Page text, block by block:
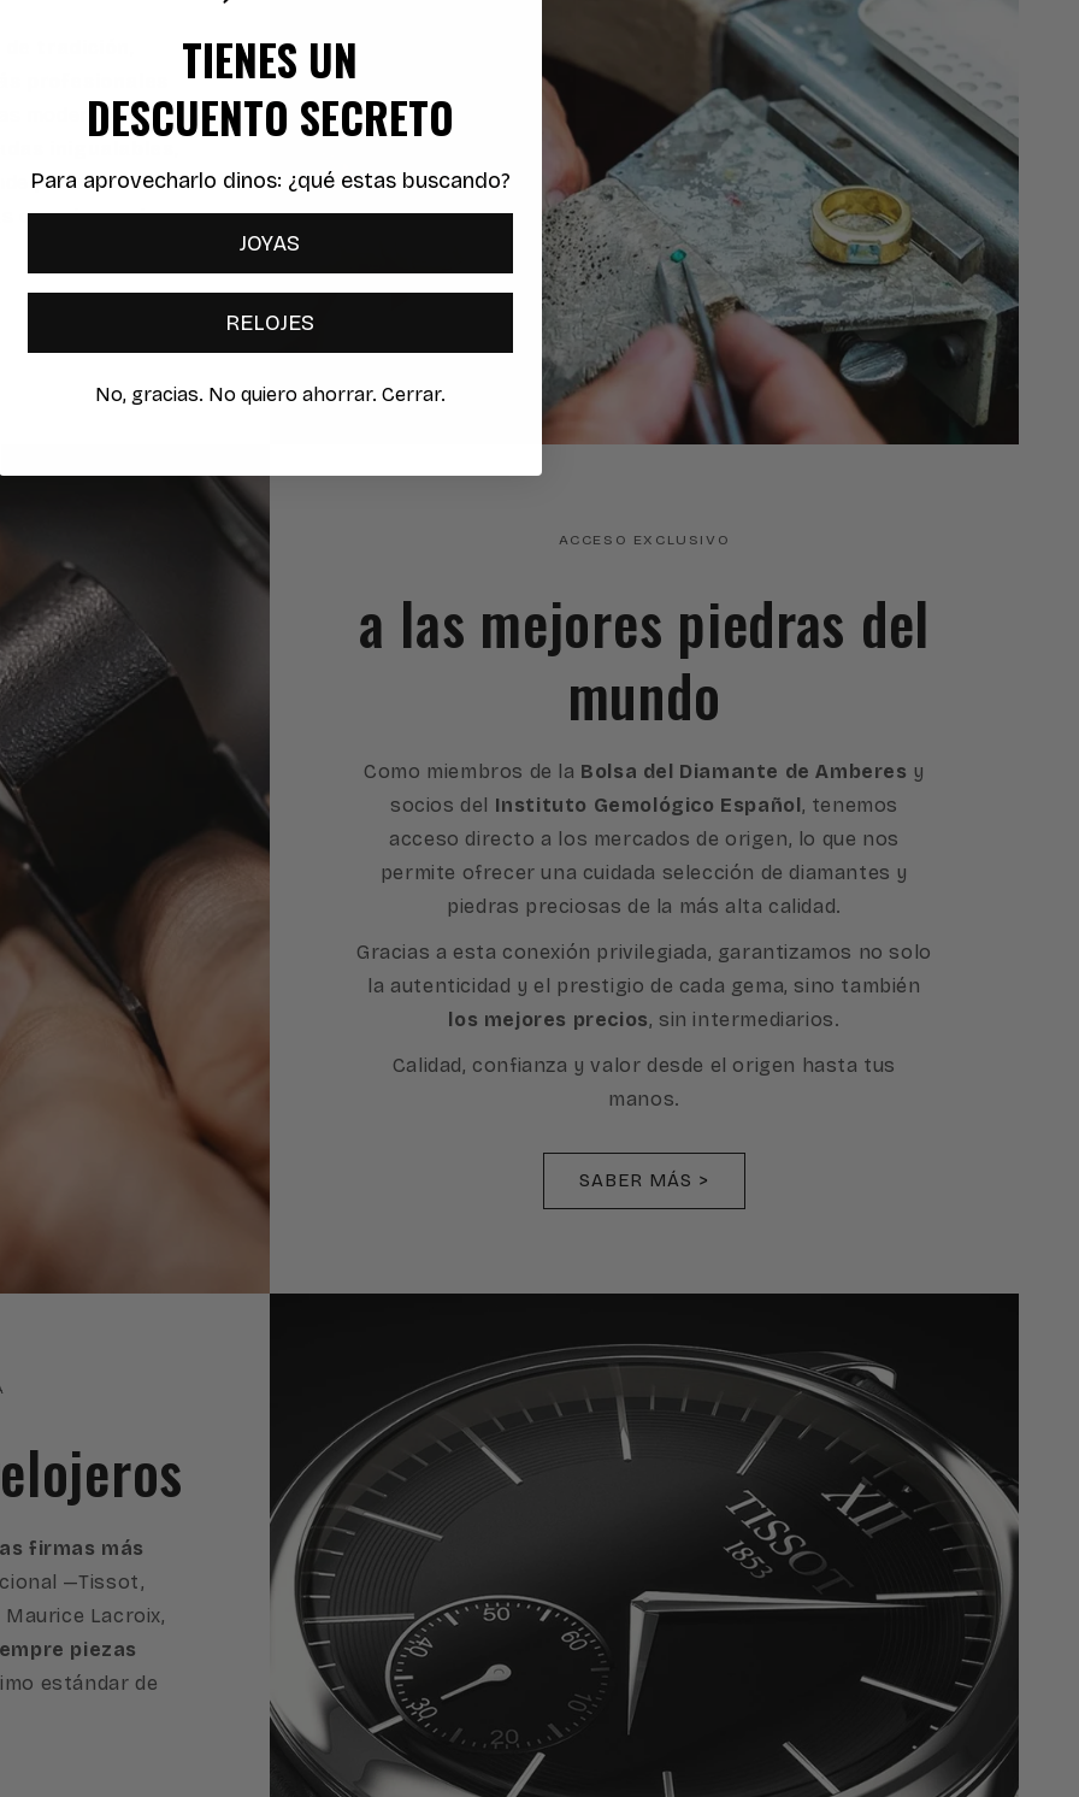
tradición
profesionales
modernas
inigualables
ponemos al
creaciones de
ACCESO EXCLUSIVO
a las mejores piedras del
mundo
Como miembros de la Bolsa del Diamante de Amberes y
socios del Instituto Gemológico Español, tenemos
acceso directo a los mercados de origen, lo que nos
permite ofrecer una cuidada selección de diamantes y
piedras preciosas de la más alta calidad.
Gracias a esta conexión privilegiada, garantizamos no solo
la autenticidad y el prestigio de cada gema, sino también
los mejores precios, sin intermediarios.
Calidad, confianza y valor desde el origen hasta tus
manos.
SABER MÁS >
firmas más
—Tissot,
Maurice Lacroix,
piezas
estándar de
TIENES UN
DESCUENTO SECRETO
Para aprovecharlo dinos: ¿qué estas buscando?
JOYAS
RELOJES
No, gracias. No quiero ahorrar. Cerrar.